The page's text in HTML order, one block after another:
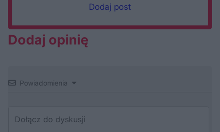
Dodaj post
Dodaj opinię
Powiadomienia